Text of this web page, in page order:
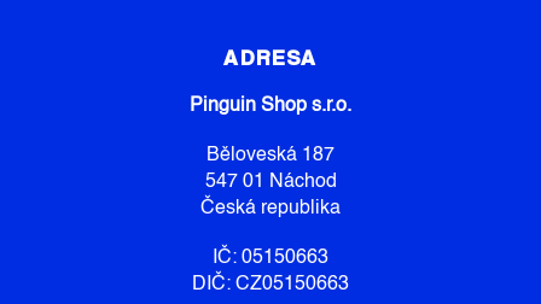
V
P
S
U
ADRESA
Pinguin Shop s.r.o.
Běloveská 187
547 01 Náchod
Česká republika
IČ: 05150663
DIČ: CZ05150663